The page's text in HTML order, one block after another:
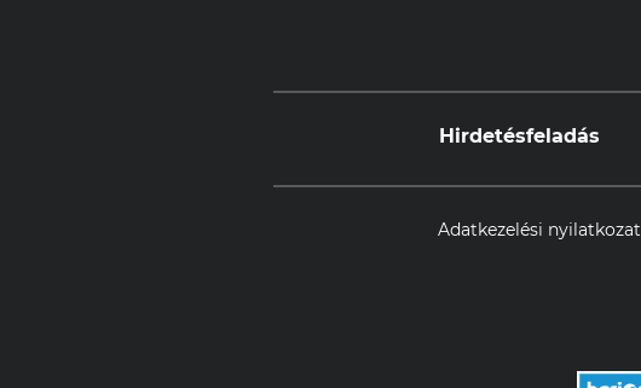
Hirdetésfeladás
Adatkezelési nyilatkozat